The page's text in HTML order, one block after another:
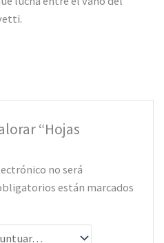
“Hojas
no será
están marcados